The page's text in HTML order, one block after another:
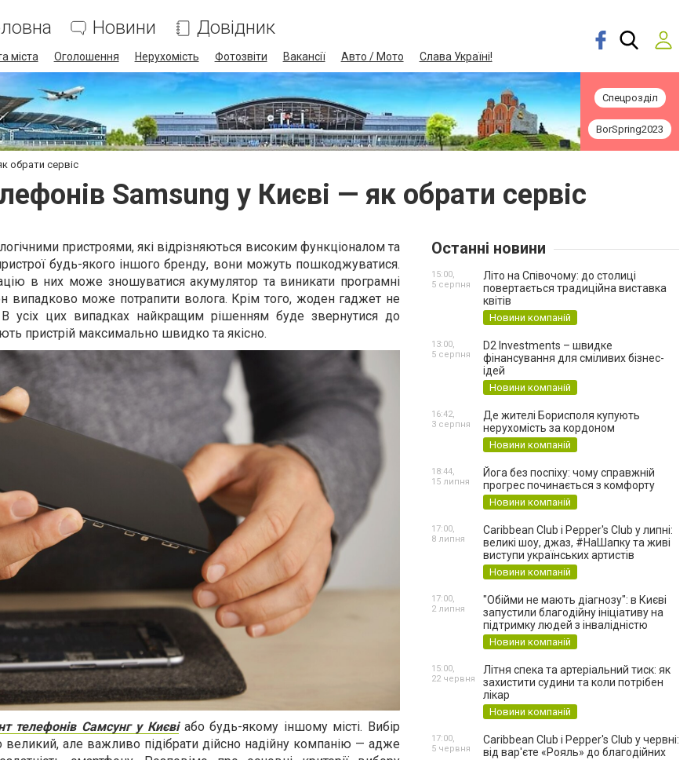
Новини Довідник
міста Оголошення Нерухомість Фотозвіти Вакансії Авто / Мото Слава Україні!
Спецрозділ
BorSpring2023
обрати сервіс
Samsung у Києві — як обрати сервіс
пристроями, які відрізняються високим функціоналом та
будь-якого іншого бренду, вони можуть пошкоджуватися.
в них може зношуватися акумулятор та виникати програмні
випадково може потрапити волога. Крім того, жоден гаджет не
В усіх цих випадках найкращим рішенням буде звернутися до
пристрій максимально швидко та якісно.
телефонів Самсунг у Києвіабо будь-якому іншому місті. Вибір
великий, але важливо підібрати дійсно надійну компанію — адже
Останні новини
Літо на Співочому: до столиці
повертається традиційна виставка
квітів
Новини компаній
15:00,
5 серпня
D2 Investments – швидке
фінансування для сміливих бізнес-
ідей
Новини компаній
13:00,
5 серпня
Де жителі Борисполя купують
нерухомість за кордоном
Новини компаній
16:42,
3 серпня
Йога без поспіху: чому справжній
прогрес починається з комфорту
Новини компаній
18:44,
15 липня
Caribbean Club і Pepper's Club у липні:
великі шоу, джаз, #НаШапку та живі
виступи українських артистів
Новини компаній
17:00,
8 липня
"Обійми не мають діагнозу": в Києві
запустили благодійну ініціативу на
підтримку людей з інвалідністю
Новини компаній
17:00,
2 липня
Літня спека та артеріальний тиск: як
захистити судини та коли потрібен
лікар
Новини компаній
15:00,
22 червня
Caribbean Club і Pepper's Club у червні:
від вар'єте «Рояль» до благодійних
17:00,
5 червня